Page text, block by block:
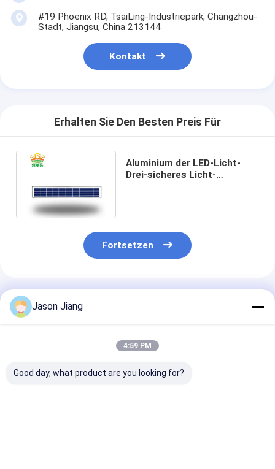
#19 Phoenix RD, TsaiLing-Industriepark, Changzhou-
Stadt, Jiangsu, China 213144
Kontakt
Erhalten Sie Den Besten Preis Für
Aluminium der LED-Licht-
Drei-sicheres Licht-
Fortsetzen
Empfohlene Produkte
Jason Jiang
4:59 PM
Good day, what product are you looking for?